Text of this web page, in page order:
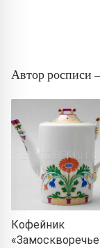
Автор росписи
Кофейник